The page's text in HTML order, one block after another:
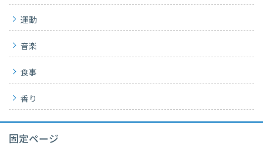
運動
音楽
食事
香り
固定ページ